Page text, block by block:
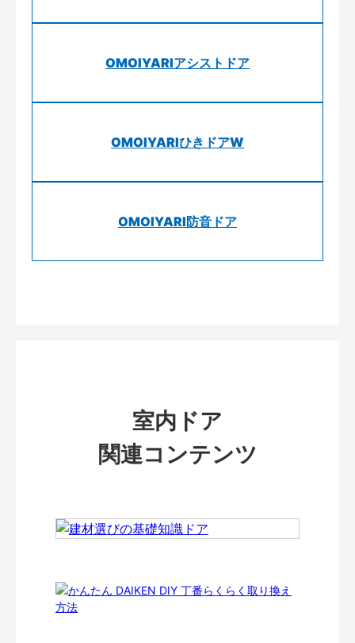
OMOIYARIアシストドア
OMOIYARIひきドアW
OMOIYARI防音ドア
室内ドア
関連コンテンツ